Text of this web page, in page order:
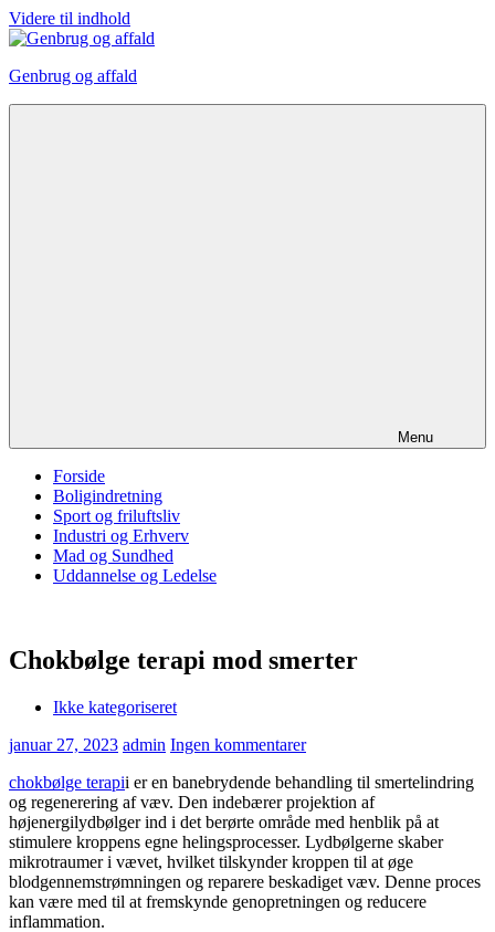
Videre til indhold
Genbrug og affald
Menu
Forside
Boligindretning
Sport og friluftsliv
Industri og Erhverv
Mad og Sundhed
Uddannelse og Ledelse
Chokbølge terapi mod smerter
Ikke kategoriseret
januar 27, 2023 admin Ingen kommentarer
chokbølge terapii er en banebrydende behandling til smertelindring
og regenerering af væv. Den indebærer projektion af
højenergilydbølger ind i det berørte område med henblik på at
stimulere kroppens egne helingsprocesser. Lydbølgerne skaber
mikrotraumer i vævet, hvilket tilskynder kroppen til at øge
blodgennemstrømningen og reparere beskadiget væv. Denne proces
kan være med til at fremskynde genopretningen og reducere
inflammation.